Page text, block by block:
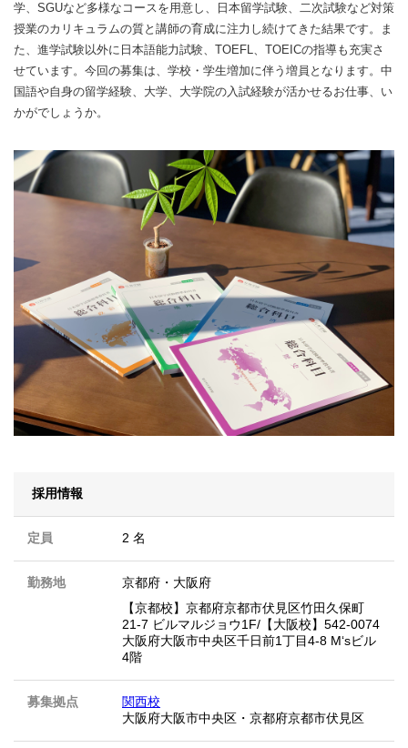
学、SGUなど多様なコースを用意し、日本留学試験、二次試験など対策
授業のカリキュラムの質と講師の育成に注力し続けてきた結果です。ま
た、進学試験以外に日本語能力試験、TOEFL、TOEICの指導も充実さ
せています。今回の募集は、学校・学生増加に伴う増員となります。中
国語や自身の留学経験、大学、大学院の入試経験が活かせるお仕事、い
かがでしょうか。
採用情報
定員 2 名
勤務地 京都府 ・ 大阪府
【京都校】京都府京都市伏見区竹田久保町
21-7 ビルマルジョウ1F/【大阪校】542-0074
大阪府大阪市中央区千日前1丁目4-8 M‘sビル
4階
募集拠点
関西校
大阪府大阪市中央区・京都府京都市伏見区